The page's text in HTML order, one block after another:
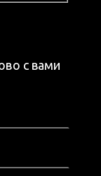
с вами